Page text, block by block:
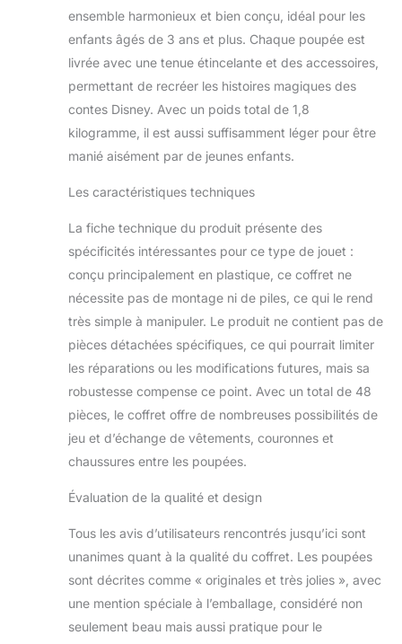
poupée articulée
porte la tenue et les
accessoires
propres à son
personnage Les
poupées ont des
cheveux soyeux
que les enfants
à coiffer à volonté !
ce coffret ont
chacune leur style
et leur histoire : les
enfants peuvent
donc recréer toutes
leurs scènes
préférées ou
imaginer toutes les
histoires qu’ils
veulent ! Les fans
peuvent
collectionner tous
les coffrets et
Princesses Disney
encore plus
magiques ! Articles
vendus
séparément,
Certains produits
peuvent ne pas être
ensemble harmonieux et bien conçu, idéal pour les
enfants âgés de 3 ans et plus. Chaque poupée est
livrée avec une tenue étincelante et des accessoires,
permettant de recréer les histoires magiques des
contes Disney. Avec un poids total de 1,8
kilogramme, il est aussi suffisamment léger pour être
manié aisément par de jeunes enfants.
Les caractéristiques techniques
La fiche technique du produit présente des
spécificités intéressantes pour ce type de jouet :
conçu principalement en plastique, ce coffret ne
nécessite pas de montage ni de piles, ce qui le rend
très simple à manipuler. Le produit ne contient pas de
pièces détachées spécifiques, ce qui pourrait limiter
les réparations ou les modifications futures, mais sa
robustesse compense ce point. Avec un total de 48
pièces, le coffret offre de nombreuses possibilités de
jeu et d’échange de vêtements, couronnes et
chaussures entre les poupées.
Évaluation de la qualité et design
Tous les avis d’utilisateurs rencontrés jusqu’ici sont
unanimes quant à la qualité du coffret. Les poupées
sont décrites comme « originales et très jolies », avec
une mention spéciale à l’emballage, considéré non
seulement beau mais aussi pratique pour le